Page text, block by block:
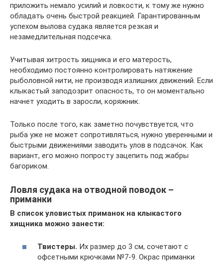
приложить немало усилий и ловкости, к тому же нужно
обладать очень быстрой реакцией. Гарантированным
успехом вылова судака является резкая и
незамедлительная подсечка.
Учитывая хитрость хищника и его матерость,
необходимо постоянно контролировать натяжение
рыболовной нити, не производя излишних движений. Если
клыкастый заподозрит опасность, то он моментально
начнет уходить в заросли, коряжник.
Только после того, как заметно почувствуется, что
рыба уже не может сопротивляться, нужно уверенными и
быстрыми движениями заводить улов в подсачок. Как
вариант, его можно попросту зацепить под жабры
багориком.
Ловля судака на отводной поводок –
приманки
В список уловистых приманок на клыкастого
хищника можно занести:
Твистеры. Их размер до 3 см, сочетают с
офсетными крючками №7-9. Окрас приманки